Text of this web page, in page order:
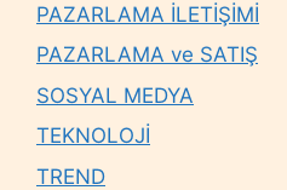
PAZARLAMA İLETİŞİMİ
PAZARLAMA ve SATIŞ
SOSYAL MEDYA
TEKNOLOJİ
TREND